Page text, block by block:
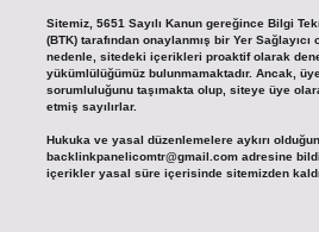
Sitemiz, 5651 Sayılı Kanun gereğince Bilgi
(BTK) tarafından onaylanmış bir Yer
nedenle, sitedeki içerikleri proaktif olarak
yükümlülüğümüz bulunmamaktadır. Ancak,
sorumluluğunu taşımakta olup, siteye üye
etmiş sayılırlar.
Hukuka ve yasal düzenlemelere aykırı
backlinkpanelicomtr@gmail.comadresine
içerikler yasal süre içerisinde sitemizden